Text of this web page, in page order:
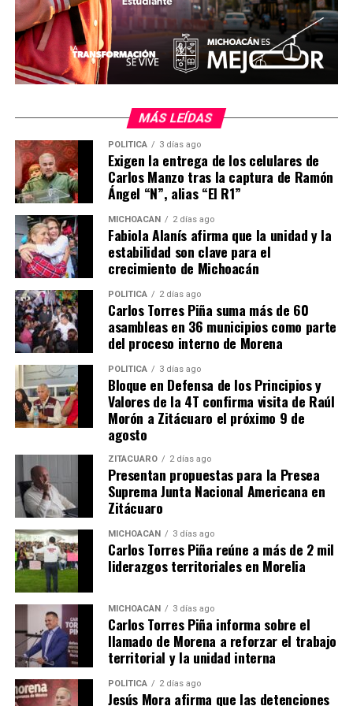
Comparte con:
Me gusta esto:
RELATED TOPICS:
UP NEXT
La Seimujer inaugura el nuevo Centro LIBRE para la
atención integral de las mujeres en Zamora
DON'T MISS
Congreso del Estado y Fiscalía de Michoacán impulsan
acciones de prevención contra riesgos digitales en
escuelas de Múgica
MÁS LEÍDAS
POLÍTICA 3 días ago
Exigen la entrega de los celulares de
Carlos Manzo tras la captura de Ramón
Ángel “N”, alias “El R1”
MICHOACÁN 2 días ago
Fabiola Alanís afirma que la unidad y la
estabilidad son clave para el
crecimiento de Michoacán
POLÍTICA 2 días ago
Carlos Torres Piña suma más de 60
asambleas en 36 municipios como parte
del proceso interno de Morena
POLÍTICA 3 días ago
Bloque en Defensa de los Principios y
Valores de la 4T confirma visita de Raúl
Morón a Zitácuaro el próximo 9 de
agosto
ZITÁCUARO 2 días ago
Presentan propuestas para la Presea
Suprema Junta Nacional Americana en
Zitácuaro
MICHOACÁN 3 días ago
Carlos Torres Piña reúne a más de 2 mil
liderazgos territoriales en Morelia
MICHOACÁN 3 días ago
Carlos Torres Piña informa sobre el
llamado de Morena a reforzar el trabajo
territorial y la unidad interna
POLÍTICA 2 días ago
Jesús Mora afirma que las detenciones